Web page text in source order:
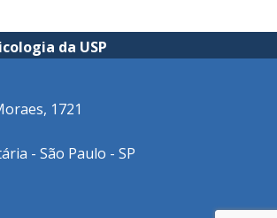
da USP
1721
- São Paulo - SP